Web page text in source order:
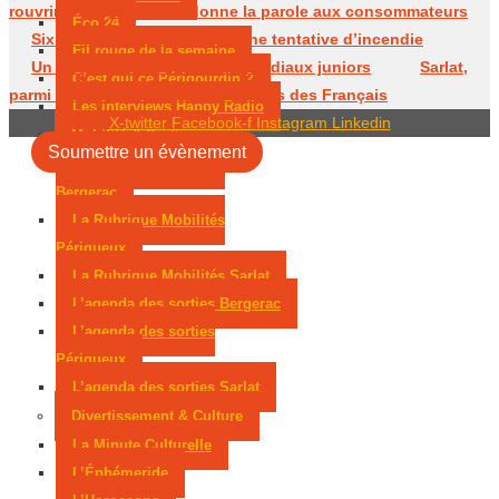
Éco 24
Fil rouge de la semaine
C’est qui ce Périgourdin ?
Les interviews Happy Radio
Mobilité & Sorties
Bergerac
La Rubrique Mobilités
Périgueux
La Rubrique Mobilités Sarlat
L’agenda des sorties Bergerac
L’agenda des sorties
Périgueux
L’agenda des sorties Sarlat
Divertissement & Culture
La Minute Culturelle
L’Éphémeride
rouvrir
Périgueux donne la parole aux consommateurs
Six mois avec sursis après une tentative d’incendie
Un Périgourdin en lice aux Mondiaux juniors
Sarlat,
parmi les cités médiévales préférées des Français
X-twitter Facebook-f Instagram Linkedin
Soumettre un évènement